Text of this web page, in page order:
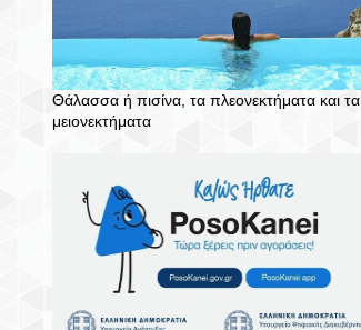
Θάλασσα ή πισίνα, τα πλεονεκτήματα και τα
μειονεκτήματα